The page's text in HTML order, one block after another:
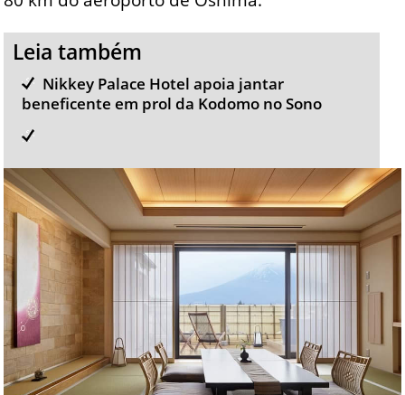
Leia também
Nikkey Palace Hotel apoia jantar
beneficente em prol da Kodomo no Sono